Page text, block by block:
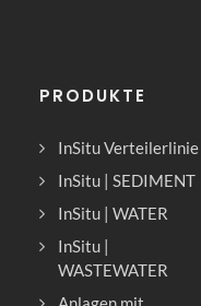
PRODUKTE
InSitu Verteilerlinie
InSitu | SEDIMENT
InSitu | WATER
InSitu |
WASTEWATER